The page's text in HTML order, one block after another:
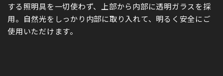
する照明具を一切使わず、上部から内部に透明ガラスを採
用。自然光をしっかり内部に取り入れて、明るく安全にご
使用いただけます。